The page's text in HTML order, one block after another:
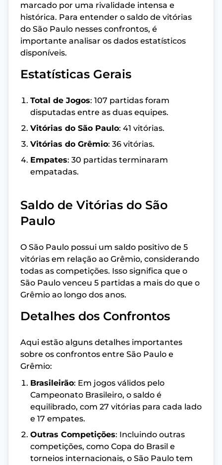
marcado por uma rivalidade intensa e
histórica. Para entender o saldo de vitórias
do São Paulo nesses confrontos, é
importante analisar os dados estatísticos
disponíveis.
Estatísticas Gerais
Total de Jogos: 107 partidas foram
disputadas entre as duas equipes.
Vitórias do São Paulo: 41 vitórias.
Vitórias do Grêmio: 36 vitórias.
Empates: 30 partidas terminaram
empatadas.
Saldo de Vitórias do São
Paulo
O São Paulo possui um saldo positivo de 5
vitórias em relação ao Grêmio, considerando
todas as competições. Isso significa que o
São Paulo venceu 5 partidas a mais do que o
Grêmio ao longo dos anos.
Detalhes dos Confrontos
Aqui estão alguns detalhes importantes
sobre os confrontos entre São Paulo e
Grêmio:
Brasileirão: Em jogos válidos pelo
Campeonato Brasileiro, o saldo é
equilibrado, com 27 vitórias para cada lado
e 17 empates.
Outras Competições: Incluindo outras
competições, como Copa do Brasil e
torneios internacionais, o São Paulo tem